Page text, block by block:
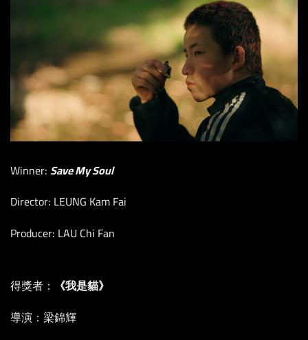
Winner:Save My Soul
Director: LEUNG Kam Fai
Producer: LAU Chi Fan
得獎者： 《我是貓》
導演：梁錦輝